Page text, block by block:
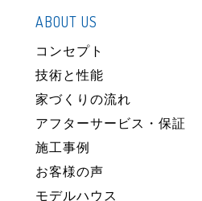
ABOUT US
コンセプト
技術と性能
家づくりの流れ
アフターサービス・保証
施工事例
お客様の声
モデルハウス